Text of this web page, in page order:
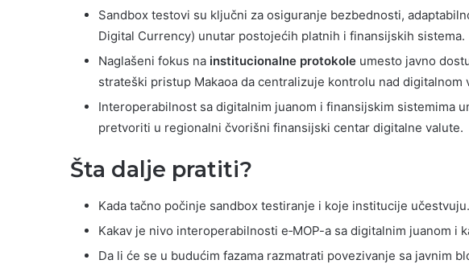
Sandbox testovi su ključni za osiguranje bezbednosti,
Digital Currency) unutar postojećih platnih i finansijskih sistema.
Naglašeni fokus na institucionalne protokole umesto javno
strateški pristup Makaoa da centralizuje kontrolu nad digitalnom
Interoperabilnost sa digitalnim juanom i finansijskim sistemima
pretvoriti u regionalni čvorišni finansijski centar digitalne valute.
Šta dalje pratiti?
Kada tačno počinje sandbox testiranje i koje institucije učestvuju.
Kakav je nivo interoperabilnosti e‑MOP-a sa digitalnim juanom i
Da li će se u budućim fazama razmatrati povezivanje sa javnim